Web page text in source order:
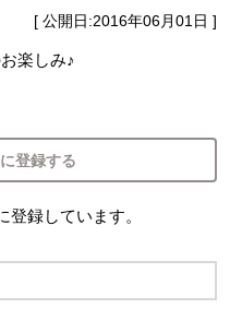
[ 公開日:2016年06月01日 ]
楽しみ♪
登録する
登録しています。